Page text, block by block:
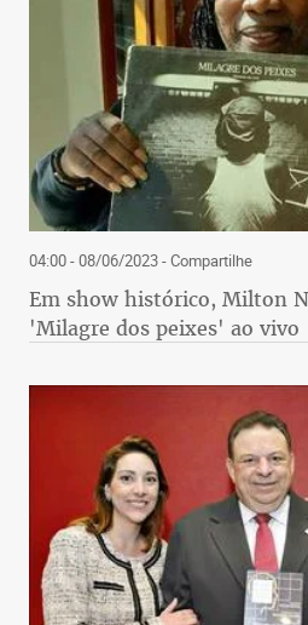
04:00 - 08/06/2023- Compartilhe
Em show histórico, Milton
'Milagre dos peixes' ao vivo